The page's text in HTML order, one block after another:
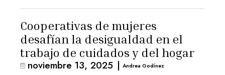
Cooperativas de mujeres
desafían la desigualdad en el
trabajo de cuidados y del hogar
noviembre 13, 2025 | Andrea Godínez